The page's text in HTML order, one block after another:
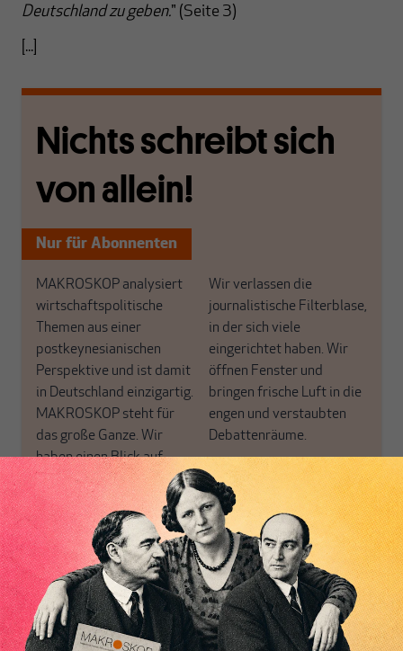
Deutschland zu geben." (Seite 3)
[...]
Nichts schreibt sich
von allein!
Nur für Abonnenten
MAKROSKOP analysiert
wirtschaftspolitische
Themen aus einer
postkeynesianischen
Perspektive und ist damit
in Deutschland einzigartig.
MAKROSKOP steht für
das große Ganze. Wir
haben einen Blick auf
Geld, Wirtschaft und
Politik, den Sie so
woanders nicht finden.
Dabei leben wir von
unseren Autoren, ihren
Recherchen, ihrem Wissen
und ihrem Enthusiasmus.
Gemeinsam scheren wir
Wir verlassen die
journalistische Filterblase,
in der sich viele
eingerichtet haben. Wir
öffnen Fenster und
bringen frische Luft in die
engen und verstaubten
Debattenräume.
Brauchen Sie auch frische
Luft? Dann folgen Sie
einfach dem Button.
ABONNIEREN SIE
MAKROSKOP
Schon Abonnent? Dann